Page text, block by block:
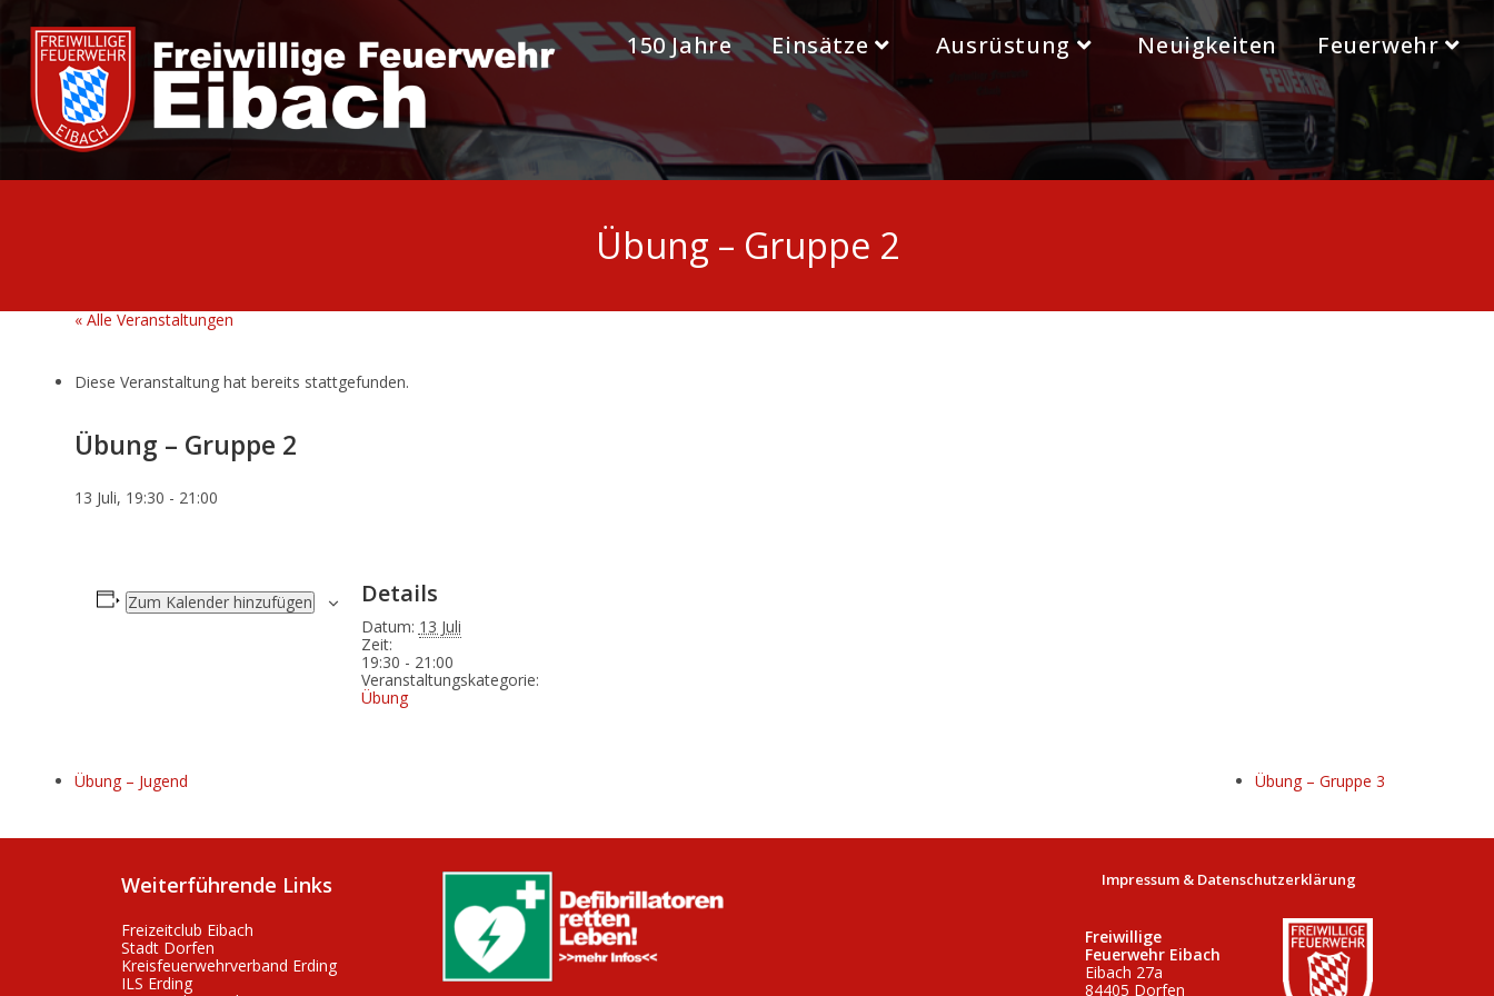
Inhalt
springen
150 Jahre Einsätze Ausrüstung Neuigkeiten Feuerwehr
Übung – Gruppe 2
« Alle Veranstaltungen
Diese Veranstaltung hat bereits stattgefunden.
Übung – Gruppe 2
13 Juli, 19:30 - 21:00
Zum Kalender hinzufügen Details
Datum: 13 Juli
Zeit:
19:30 - 21:00
Veranstaltungskategorie:
Übung
Übung – Jugend Übung – Gruppe 3
Weiterführende Links
Freizeitclub Eibach
Stadt Dorfen
Kreisfeuerwehrverband Erding
ILS Erding
Impressum & Datenschutzerklärung
Freiwillige
Feuerwehr Eibach
Eibach 27a
84405 Dorfen